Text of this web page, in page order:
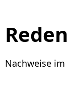
Reden
Nachweise im